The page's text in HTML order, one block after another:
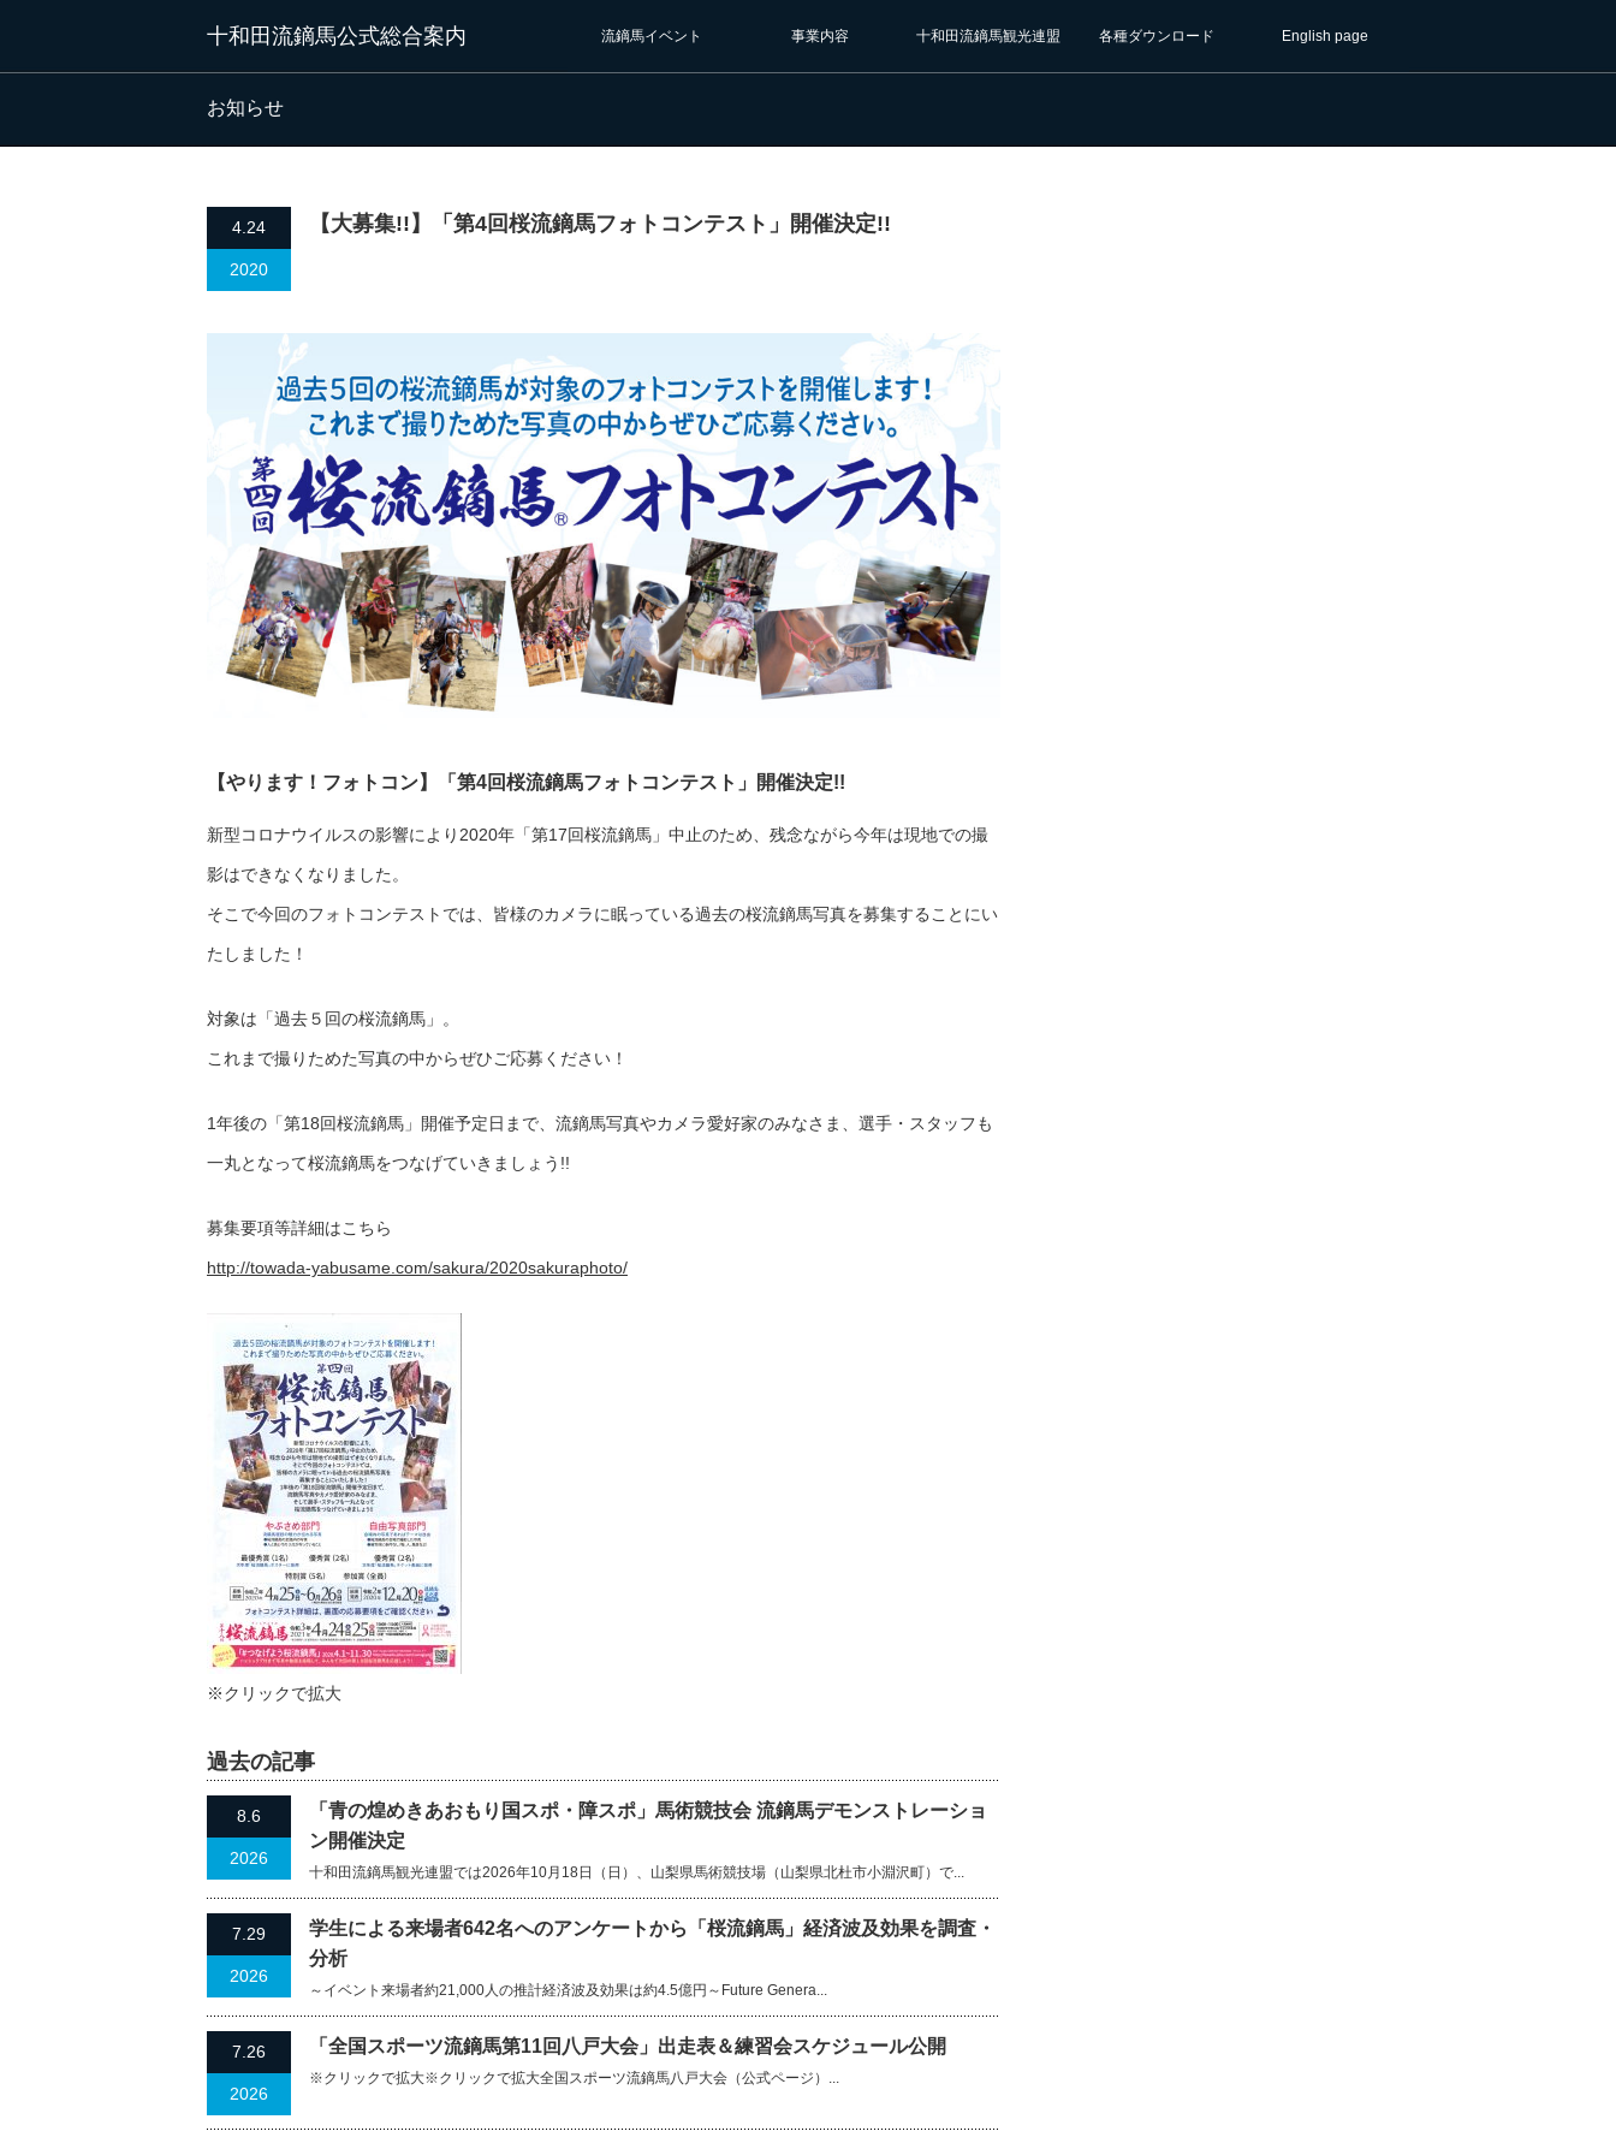
十和田流鏑馬公式総合案内 流鏑馬イベント 事業内容 十和田流鏑馬観光連盟 各種ダウンロード English page
お知らせ
4.24
2020
【大募集!!】「第4回桜流鏑馬フォトコンテスト」開催決定!!
【やります！フォトコン】「第4回桜流鏑馬フォトコンテスト」開催決定!!
新型コロナウイルスの影響により2020年「第17回桜流鏑馬」中止のため、残念ながら今年は現地での撮
影はできなくなりました。
そこで今回のフォトコンテストでは、皆様のカメラに眠っている過去の桜流鏑馬写真を募集することにい
たしました！
対象は「過去５回の桜流鏑馬」。
これまで撮りためた写真の中からぜひご応募ください！
1年後の「第18回桜流鏑馬」開催予定日まで、流鏑馬写真やカメラ愛好家のみなさま、選手・スタッフも
一丸となって桜流鏑馬をつなげていきましょう!!
募集要項等詳細はこちら
http://towada-yabusame.com/sakura/2020sakuraphoto/
※クリックで拡大
過去の記事
8.6
2026
「青の煌めきあおもり国スポ・障スポ」馬術競技会 流鏑馬デモンストレーショ
ン開催決定
十和田流鏑馬観光連盟では2026年10月18日（日）、山梨県馬術競技場（山梨県北杜市小淵沢町）で...
7.29
2026
学生による来場者642名へのアンケートから「桜流鏑馬」経済波及効果を調査・
分析
～イベント来場者約21,000人の推計経済波及効果は約4.5億円～Future Genera...
7.26
2026
「全国スポーツ流鏑馬第11回八戸大会」出走表＆練習会スケジュール公開
※クリックで拡大※クリックで拡大全国スポーツ流鏑馬八戸大会（公式ページ）...